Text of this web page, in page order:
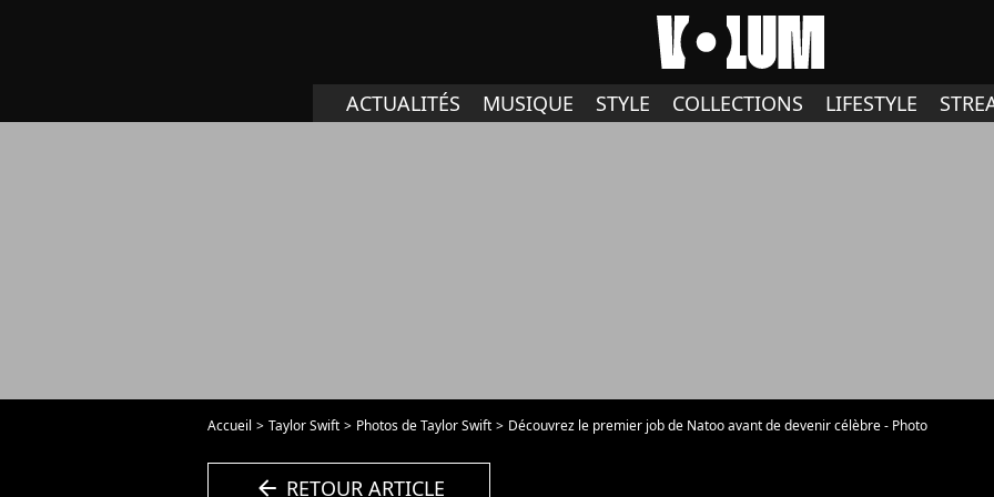
ACTUALITÉS MUSIQUE STYLE COLLECTIONS LIFESTYLE
Accueil Taylor Swift Photos de Taylor Swift Découvrez le premier job de Natoo avant de devenir célèbre - Photo
arrow_left RETOUR ARTICLE